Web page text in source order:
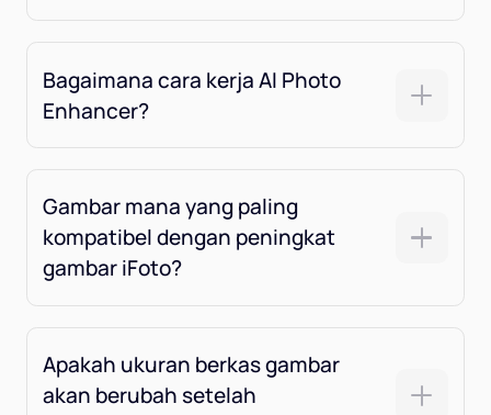
Bagaimana cara kerja AI Photo
Enhancer?
Gambar mana yang paling
kompatibel dengan peningkat
gambar iFoto?
Apakah ukuran berkas gambar
akan berubah setelah